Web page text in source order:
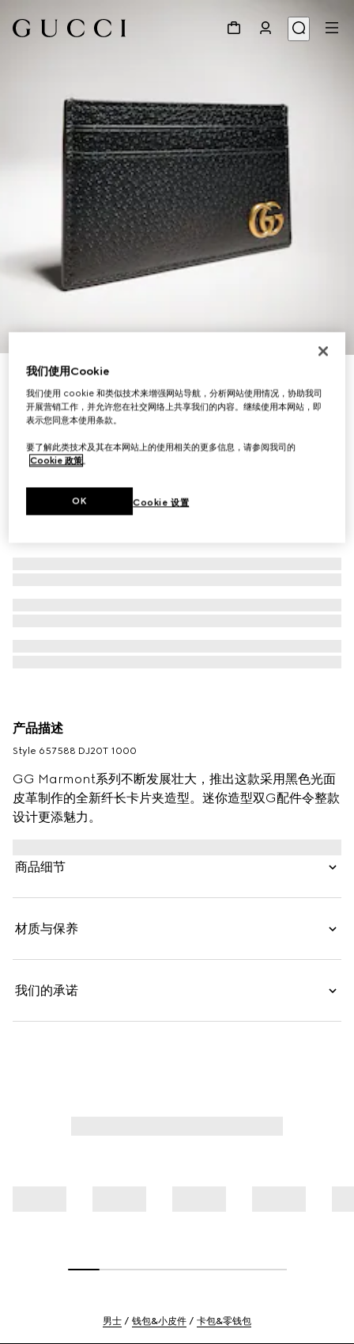
GG Marmont系列卡片夹
€ 250
产品描述
Style ‎657588 DJ20T 1000
GG Marmont系列不断发展壮大，推出这款采用黑色光面
皮革制作的全新纤长卡片夹造型。迷你造型双G配件令整款
设计更添魅力。
商品细节
材质与保养
我们的承诺
男士 钱包&小皮件 卡包&零钱包
我们使用Cookie
我们使用 cookie 和类似技术来增强网站导航，分析网站使用情况，协助我司
开展营销工作，并允许您在社交网络上共享我们的内容。继续使用本网站，即
表示您同意本使用条款。
要了解此类技术及其在本网站上的使用相关的更多信息，请参阅我司的
Cookie 政策。
Cookie 设置
OK